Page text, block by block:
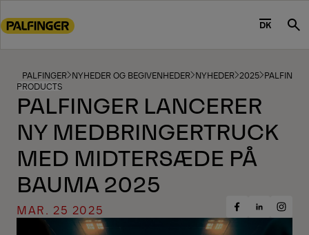
to
footer
content
DK
PALFINGER NYHEDER OG BEGIVENHEDER NYHEDER 2025
PRODUCTS
PALFINGER LANCERER
NY MEDBRINGERTRUCK
MED MIDTERSÆDE PÅ
BAUMA 2025
MAR. 25 2025
ShareShareShare